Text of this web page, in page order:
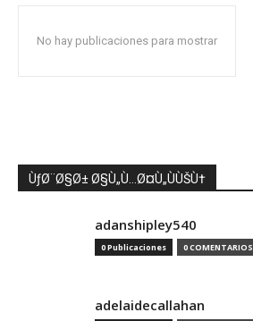
No hay publicaciones para mostrar
ÙƒØ¨Ø§Ø± Ø§Ù„Ù…Ø¤Ù„ÙÙŠÙ†
adanshipley540
0 Publicaciones 0 COMENTARIOS
adelaidecallahan